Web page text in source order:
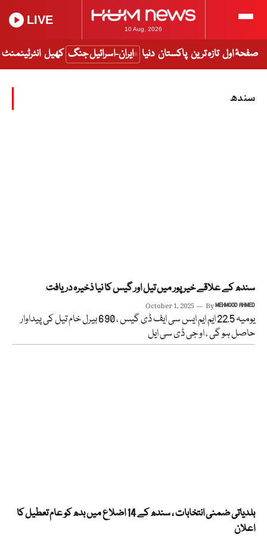
10 Aug, 2026
LIVE
صفحۂ اول تازہ ترین پاکستان دنیا ایران-اسرائیل جنگ کھیل انٹرٹینمنٹ
سندھ
سندھ کے علاقے خیر پور میں تیل اور گیس کا نیا ذخیرہ دریافت
October 1, 2025 ByMEHMOOD AHMED
یومیہ 22.5 ایم ایم ایس سی ایف ڈی گیس ، 690 بیرل خام تیل کی پیداوار
حاصل ہو گی ، او جی ڈی سی ایل
بلدیاتی ضمنی انتخابات ، سندھ کے 14 اضلاع میں بدھ کو عام تعطیل کا
اعلان